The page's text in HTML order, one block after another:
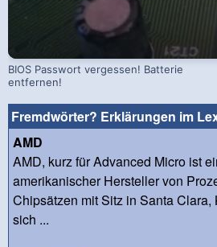
BIOS Passwort vergessen! Batterie
entfernen!
Fremdwörter? Erklärungen im
AMD
AMD, kurz für Advanced Micro ist
amerikanischer Hersteller von
Chipsätzen mit Sitz in Santa
sich ...